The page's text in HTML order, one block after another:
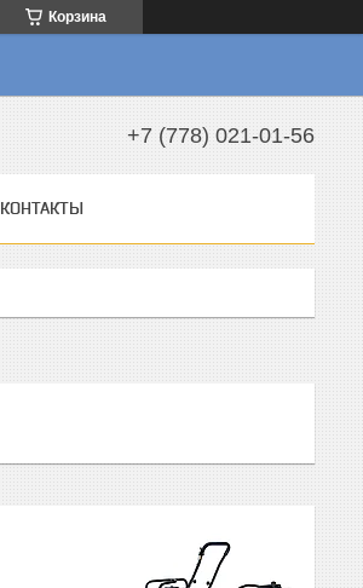
Корзина
+7 (778) 021-01-56
КОНТАКТЫ